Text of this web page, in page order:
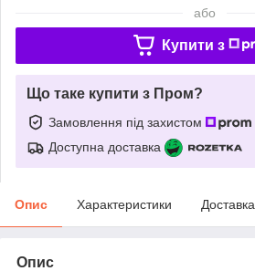
або
Купити з
Що таке купити з Пром?
Замовлення під захистом
Доступна доставка
Опис Характеристики Доставка
Опис